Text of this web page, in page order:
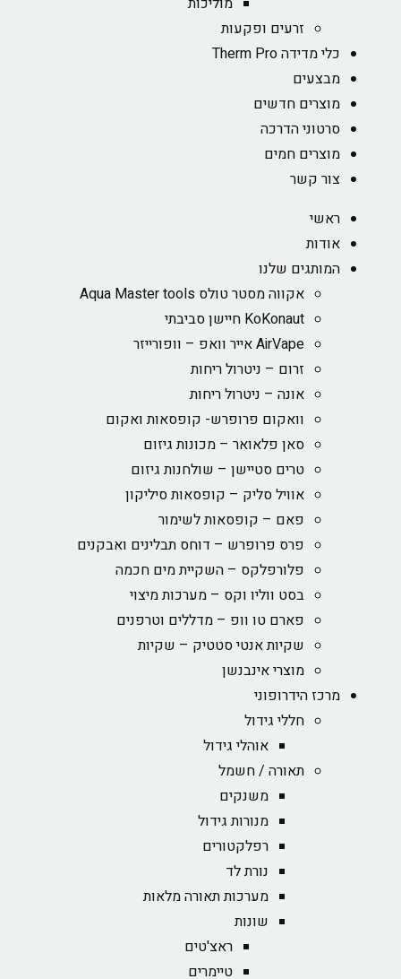
זרעים ופקעות
כלי מדידה Therm Pro
מבצעים
מוצרים חדשים
סרטוני הדרכה
מוצרים חמים
צור קשר
ראשי
אודות
המותגים שלנו
אקווה מסטר טולס Aqua Master tools
KoKonaut חיישן סביבתי
AirVape אייר וואפ – וופורייזר
זרום – ניטרול ריחות
אונה – ניטרול ריחות
וואקום פרופרש- קופסאות ואקום
סאן פלאואר – מכונות גיזום
טרים סטיישן – שולחנות גיזום
אוויל סליק – קופסאות סיליקון
פאם – קופסאות לשימור
פרס פרופרש – דוחס תבלינים ואבקנים
פלורפלקס – השקיית מים חכמה
בסט ווליו וקס – מערכות מיצוי
פארם טו וופ – מדללים וטרפנים
שקיות אנטי סטטיק – שקיות
מוצרי אינבנשן
מרכז הידרופוני
חללי גידול
אוהלי גידול
תאורה / חשמל
משנקים
מנורות גידול
רפלקטורים
נורת לד
מערכות תאורה מלאות
שונות
ראצ'טים
טיימרים